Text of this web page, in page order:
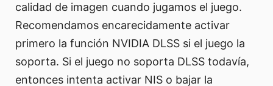
calidad de imagen cuando jugamos el juego.
Recomendamos encarecidamente activar
primero la función NVIDIA DLSS si el juego la
soporta. Si el juego no soporta DLSS todavía,
entonces intenta activar NIS o bajar la